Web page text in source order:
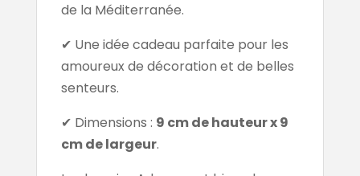
de la Méditerranée.
✔ Une idée cadeau parfaite pour les
amoureux de décoration et de belles
senteurs.
✔ Dimensions : 9 cm de hauteur x 9
cm de largeur.